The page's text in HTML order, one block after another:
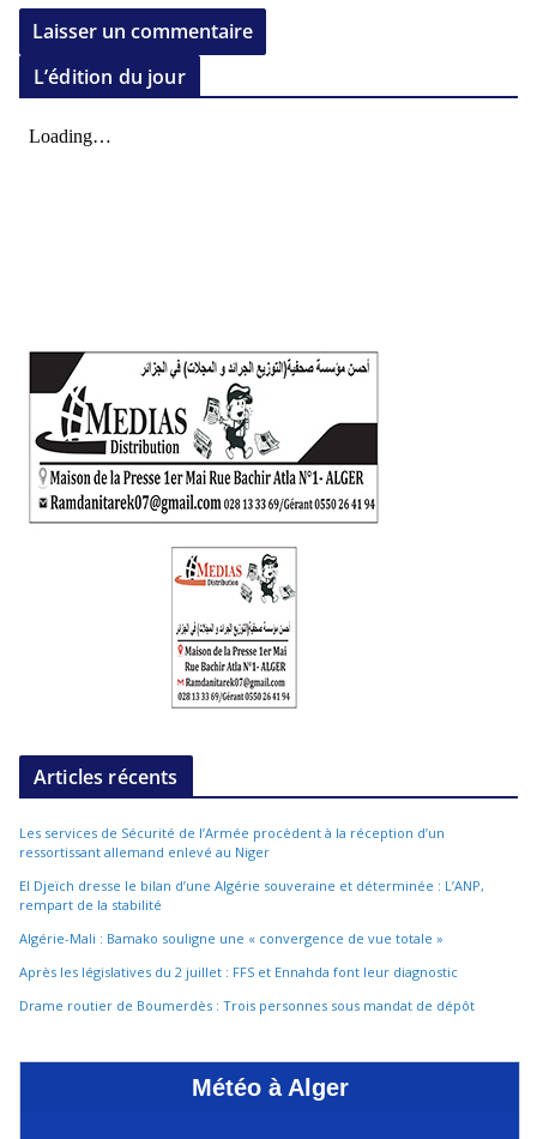
L’édition du jour
Articles récents
Les services de Sécurité de l’Armée procèdent à la réception d’un
ressortissant allemand enlevé au Niger
El Djeïch dresse le bilan d’une Algérie souveraine et déterminée : L’ANP,
rempart de la stabilité
Algérie-Mali : Bamako souligne une « convergence de vue totale »
Après les législatives du 2 juillet : FFS et Ennahda font leur diagnostic
Drame routier de Boumerdès : Trois personnes sous mandat de dépôt
Météo à Alger